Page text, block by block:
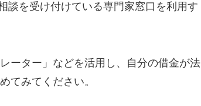
談を受け付けている専門家窓口を利用す
ーター」などを活用し、自分の借金が法
てみてください。